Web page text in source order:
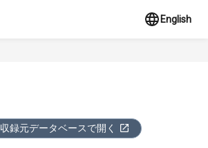
English
収録元データベースで開く